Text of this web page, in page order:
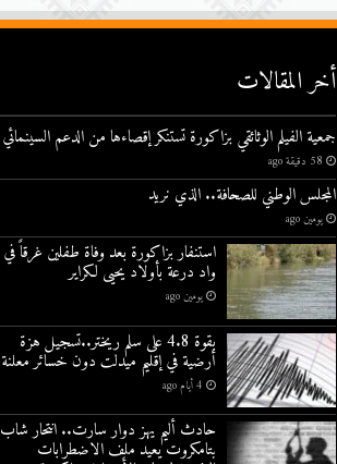
أخر المقالات
جمعية الفيلم الوثائقي بزاكورة تستنكر إقصاءها من الدعم السينمائي
58 دقيقة ago
المجلس الوطني للصحافة.. الذي نريد
يومين ago
استنفار بزاكورة بعد وفاة طفلين غرقاً في
واد درعة بأولاد يحيى لكراير
يومين ago
بقوة 4.8 على سلم ريختر..تسجيل هزة
أرضية في إقليم ميدلت دون خسائر معلنة
4 أيام ago
حادث أليم يهز دوار سارت.. انتحار شاب
بتامكروت يعيد ملف الاضطرابات